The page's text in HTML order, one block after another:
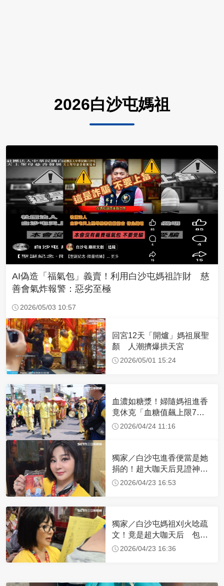
2026白沙屯媽祖
AI偽造「福氣包」義賣！利用白沙屯媽祖詐財 慈
善會氣炸報警：惡劣至極
2026/05/03 10:57
回宮12天「開爐」媽祖展聖
顏 人潮擠爆拱天宮
2026/05/01 15:24
血濃如糖漿！婦隨媽祖進香
竟休克「血糖值飆上限7
倍」 醫曝原因
2026/04/24 11:16
獨家／白沙屯進香便當是她
捐的！超大咖天后見證神
蹟 一靠近媽祖就爆哭
2026/04/23 16:53
獨家／白沙屯媽祖刈火唸疏
文！竟是超大咖天后 包尿
布忍尿5小時不喊累
2026/04/23 16:36